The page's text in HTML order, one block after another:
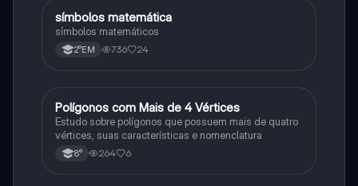
Matematica
símbolos matemática
símbolos matemáticos
2°EM 736 24
Matematica
Polígonos com Mais de 4 Vértices
Estudo sobre polígonos que possuem mais de quatro
vértices, suas características e nomenclatura
8° 264 6